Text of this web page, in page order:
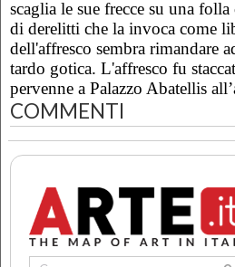
scaglia le sue frecce su una
di derelitti che la invoca come
dell'affresco sembra rimandare
tardo gotica. L'affresco fu
pervenne a Palazzo Abatellis
COMMENTI